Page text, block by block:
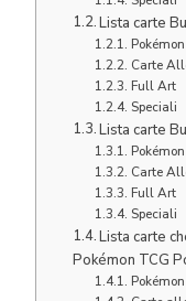
Lista carte
Pokémon
Carte
Full Art
Speciali
Lista carte
Pokémon
Carte
Full Art
Speciali
Lista carte
Pokémon TCG
Pokémon